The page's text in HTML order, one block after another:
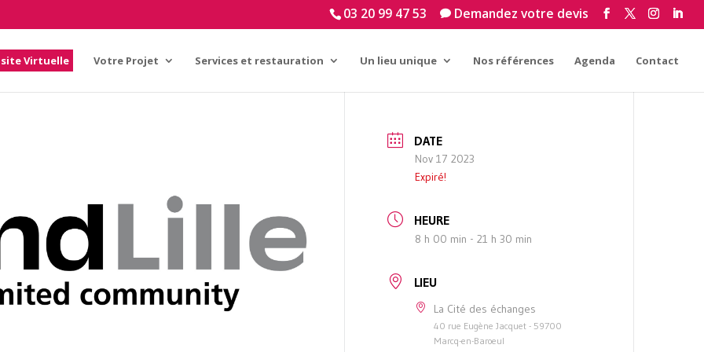
03 20 99 47 53  Demandez votre devis
Virtuelle Votre Projet Services et restauration Un lieu unique Nos références Agenda Contact
DATE
Nov 17 2023
Expiré!
HEURE
8 h 00 min - 21 h 30 min
LIEU
La Cité des échanges
40 rue Eugène Jacquet - 59700
Marcq-en-Baroeul